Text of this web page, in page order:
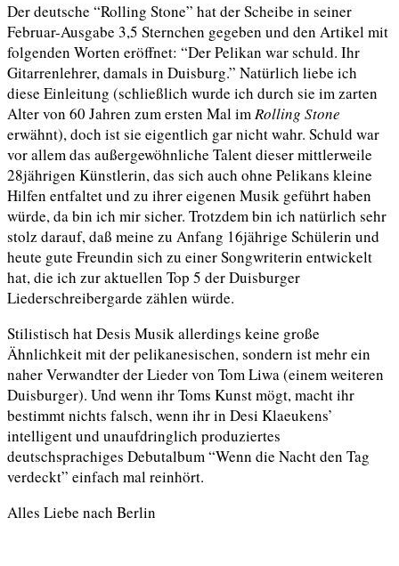
Der deutsche “Rolling Stone” hat der Scheibe in seiner
Februar-Ausgabe 3,5 Sternchen gegeben und den Artikel mit
folgenden Worten eröffnet: “Der Pelikan war schuld. Ihr
Gitarrenlehrer, damals in Duisburg.” Natürlich liebe ich
diese Einleitung (schließlich wurde ich durch sie im zarten
Alter von 60 Jahren zum ersten Mal imRolling Stone
erwähnt), doch ist sie eigentlich gar nicht wahr. Schuld war
vor allem das außergewöhnliche Talent dieser mittlerweile
28jährigen Künstlerin, das sich auch ohne Pelikans kleine
Hilfen entfaltet und zu ihrer eigenen Musik geführt haben
würde, da bin ich mir sicher. Trotzdem bin ich natürlich sehr
stolz darauf, daß meine zu Anfang 16jährige Schülerin und
heute gute Freundin sich zu einer Songwriterin entwickelt
hat, die ich zur aktuellen Top 5 der Duisburger
Liederschreibergarde zählen würde.
Stilistisch hat Desis Musik allerdings keine große
Ähnlichkeit mit der pelikanesischen, sondern ist mehr ein
naher Verwandter der Lieder von Tom Liwa (einem weiteren
Duisburger). Und wenn ihr Toms Kunst mögt, macht ihr
bestimmt nichts falsch, wenn ihr in Desi Klaeukens’
intelligent und unaufdringlich produziertes
deutschsprachiges Debutalbum “Wenn die Nacht den Tag
verdeckt” einfach mal reinhört.
Alles Liebe nach Berlin